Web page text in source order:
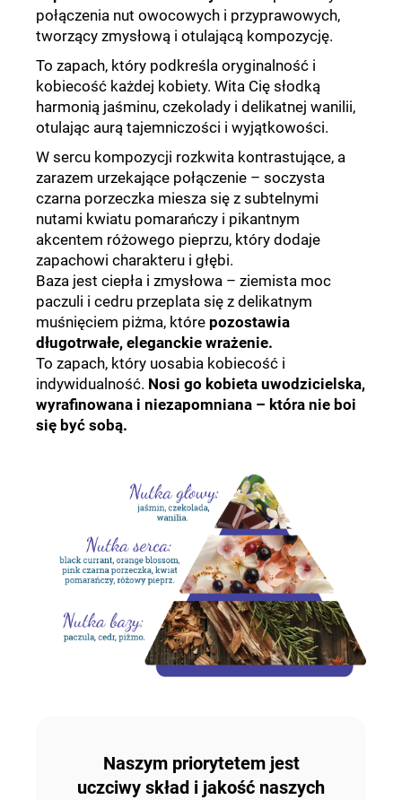
połączenia nut owocowych i przyprawowych,
tworzący zmysłową i otulającą kompozycję.
To zapach, który podkreśla oryginalność i
kobiecość każdej kobiety. Wita Cię słodką
harmonią jaśminu, czekolady i delikatnej wanilii,
otulając aurą tajemniczości i wyjątkowości.
W sercu kompozycji rozkwita kontrastujące, a
zarazem urzekające połączenie – soczysta
czarna porzeczka miesza się z subtelnymi
nutami kwiatu pomarańczy i pikantnym
akcentem różowego pieprzu, który dodaje
zapachowi charakteru i głębi.
Baza jest ciepła i zmysłowa – ziemista moc
paczuli i cedru przeplata się z delikatnym
muśnięciem piżma, które pozostawia
długotrwałe, eleganckie wrażenie.
To zapach, który uosabia kobiecość i
indywidualność. Nosi go kobieta uwodzicielska,
wyrafinowana i niezapomniana – która nie boi
się być sobą.
Naszym priorytetem jest
uczciwy skład i jakość naszych